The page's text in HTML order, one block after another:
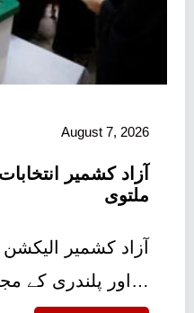
August 7, 2026
ملتوی
آزاد کشمیر
اور پلندری کے مجموعی…